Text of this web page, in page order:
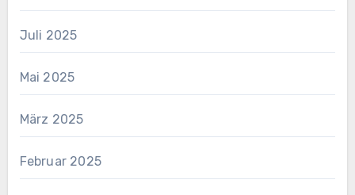
Juli 2025
Mai 2025
März 2025
Februar 2025